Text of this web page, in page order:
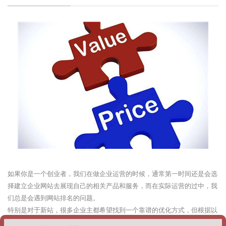
如果你是一个创业者，我们在做企业运营的时候，通常第一时间还是会选
择建立企业网站去展现自己的相关产品和服务，而在实际运营的过中，我
们总是会遇到网站排名的问题。
特别是对于新站，很多企业主都希望找到一个靠谱的优化方式，但根据以